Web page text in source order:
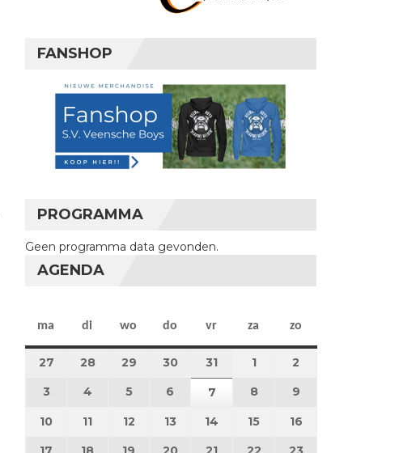
FANSHOP
PROGRAMMA
Geen programma data gevonden.
AGENDA
ma maandag
di dinsdag
wo woensdag
do donderdag
vr vrijdag
za zaterdag
zo
27 27 juli 2026
28 28 juli 2026
29 29 juli 2026
3030 juli 2026
31 31 juli 2026
11 augustus 2026
2
3 3 augustus 2026
4 4 augustus 2026
55 augustus 2026
6 6 augustus 2026
7 7 augustus 2026
8 8 augustus 2026
9
10 10 augustus 2026
11 11 augustus 2026
12 12 augustus 2026
13 13 augustus 2026
14 14 augustus 2026
15 15 augustus 2026
16